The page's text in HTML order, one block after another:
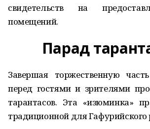
свидетельств на
помещений.
Парад
Завершая торжественную
перед гостями и зрителями
тарантасов. Эта «изюминка»
традиционной для Гафурийского